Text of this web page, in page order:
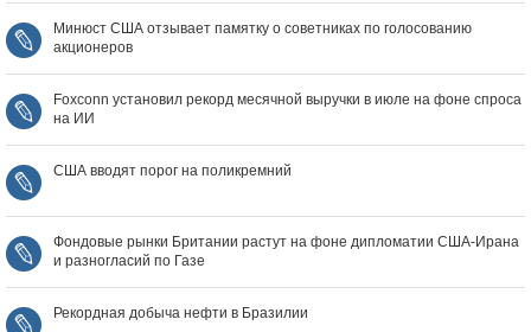
Минюст США отзывает памятку о советниках по голосованию
акционеров
Foxconn установил рекорд месячной выручки в июле на фоне спроса
на ИИ
США вводят порог на поликремний
Фондовые рынки Британии растут на фоне дипломатии США‑Ирана
и разногласий по Газе
Рекордная добыча нефти в Бразилии